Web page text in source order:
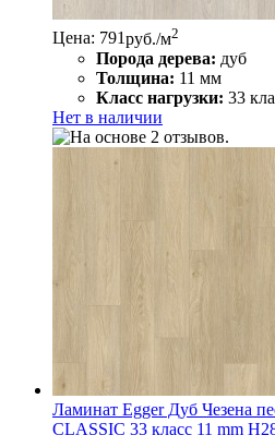
Цена: 791руб./м2
Порода дерева: дуб
Толщина: 11 мм
Класс нагрузки: 33
Нет в наличии
Ламинат Egger Дуб Чезена
CLASSIC 33 класс 11 mm